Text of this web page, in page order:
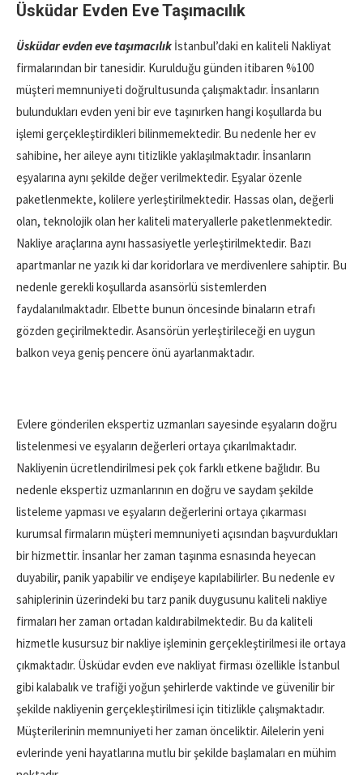
Üsküdar Evden Eve Taşımacılık
Üsküdar evden eve taşımacılık İstanbul’daki en kaliteli Nakliyat
firmalarından bir tanesidir. Kurulduğu günden itibaren %100
müşteri memnuniyeti doğrultusunda çalışmaktadır. İnsanların
bulundukları evden yeni bir eve taşınırken hangi koşullarda bu
işlemi gerçekleştirdikleri bilinmemektedir. Bu nedenle her ev
sahibine, her aileye aynı titizlikle yaklaşılmaktadır. İnsanların
eşyalarına aynı şekilde değer verilmektedir. Eşyalar özenle
paketlenmekte, kolilere yerleştirilmektedir. Hassas olan, değerli
olan, teknolojik olan her kaliteli materyallerle paketlenmektedir.
Nakliye araçlarına aynı hassasiyetle yerleştirilmektedir. Bazı
apartmanlar ne yazık ki dar koridorlara ve merdivenlere sahiptir. Bu
nedenle gerekli koşullarda asansörlü sistemlerden
faydalanılmaktadır. Elbette bunun öncesinde binaların etrafı
gözden geçirilmektedir. Asansörün yerleştirileceği en uygun
balkon veya geniş pencere önü ayarlanmaktadır.
Evlere gönderilen ekspertiz uzmanları sayesinde eşyaların doğru
listelenmesi ve eşyaların değerleri ortaya çıkarılmaktadır.
Nakliyenin ücretlendirilmesi pek çok farklı etkene bağlıdır. Bu
nedenle ekspertiz uzmanlarının en doğru ve saydam şekilde
listeleme yapması ve eşyaların değerlerini ortaya çıkarması
kurumsal firmaların müşteri memnuniyeti açısından başvurdukları
bir hizmettir. İnsanlar her zaman taşınma esnasında heyecan
duyabilir, panik yapabilir ve endişeye kapılabilirler. Bu nedenle ev
sahiplerinin üzerindeki bu tarz panik duygusunu kaliteli nakliye
firmaları her zaman ortadan kaldırabilmektedir. Bu da kaliteli
hizmetle kusursuz bir nakliye işleminin gerçekleştirilmesi ile ortaya
çıkmaktadır. Üsküdar evden eve nakliyat firması özellikle İstanbul
gibi kalabalık ve trafiği yoğun şehirlerde vaktinde ve güvenilir bir
şekilde nakliyenin gerçekleştirilmesi için titizlikle çalışmaktadır.
Müşterilerinin memnuniyeti her zaman önceliktir. Ailelerin yeni
evlerinde yeni hayatlarına mutlu bir şekilde başlamaları en mühim